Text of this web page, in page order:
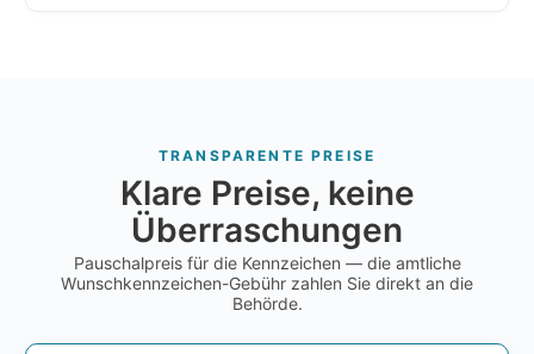
TRANSPARENTE PREISE
Klare Preise, keine
Überraschungen
Pauschalpreis für die Kennzeichen — die amtliche
Wunschkennzeichen-Gebühr zahlen Sie direkt an die
Behörde.